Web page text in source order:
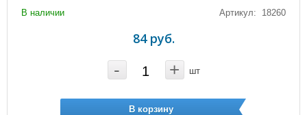
В наличии Артикул: 18260
84 руб.
- + шт
В корзину